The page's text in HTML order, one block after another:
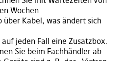
Wochen
über Kabel, was ändert sich
jeden Fall eine Zusatzbox.
Sie beim Fachhändler ab